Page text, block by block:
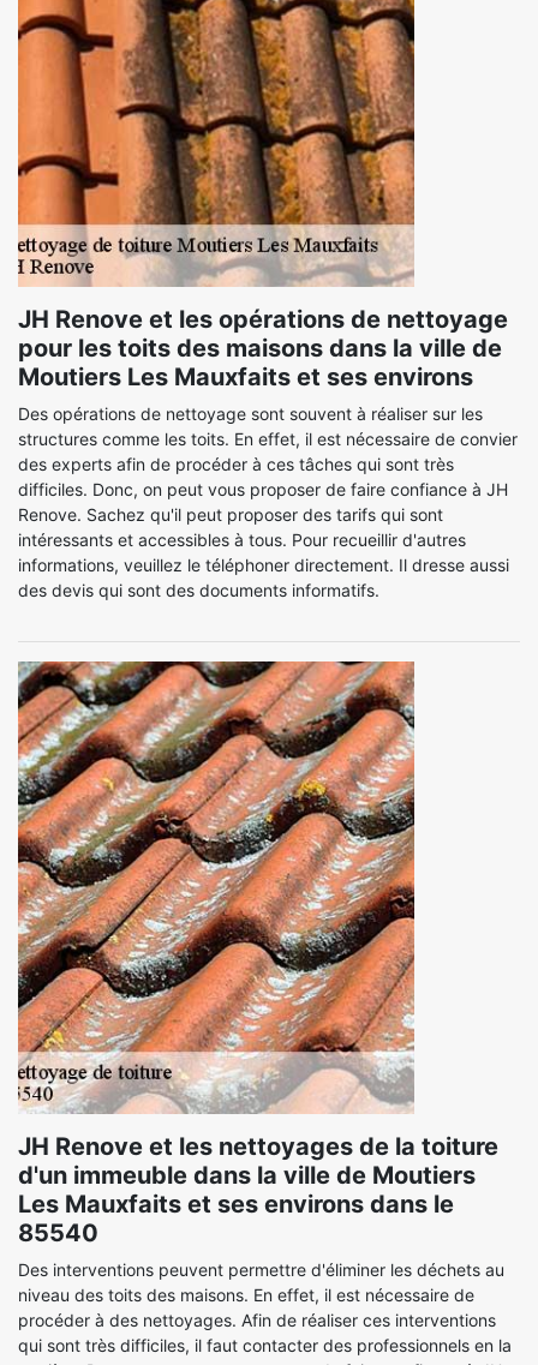
JH Renove et les opérations de nettoyage
pour les toits des maisons dans la ville de
Moutiers Les Mauxfaits et ses environs
Des opérations de nettoyage sont souvent à réaliser sur les
structures comme les toits. En effet, il est nécessaire de convier
des experts afin de procéder à ces tâches qui sont très
difficiles. Donc, on peut vous proposer de faire confiance à JH
Renove. Sachez qu'il peut proposer des tarifs qui sont
intéressants et accessibles à tous. Pour recueillir d'autres
informations, veuillez le téléphoner directement. Il dresse aussi
des devis qui sont des documents informatifs.
JH Renove et les nettoyages de la toiture
d'un immeuble dans la ville de Moutiers
Les Mauxfaits et ses environs dans le
85540
Des interventions peuvent permettre d'éliminer les déchets au
niveau des toits des maisons. En effet, il est nécessaire de
procéder à des nettoyages. Afin de réaliser ces interventions
qui sont très difficiles, il faut contacter des professionnels en la